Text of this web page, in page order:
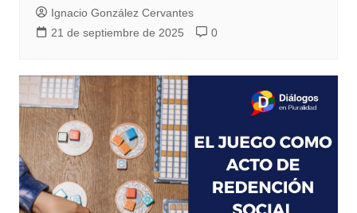
Ignacio González Cervantes
21 de septiembre de 2025
0